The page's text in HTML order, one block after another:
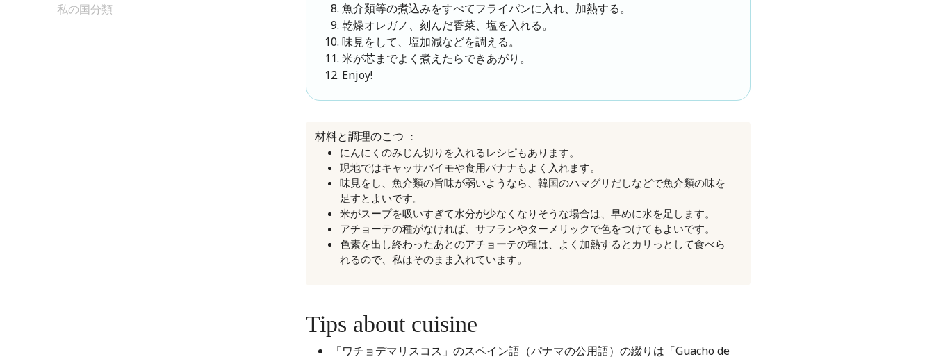
魚介類等の煮込みをすべてフライパンに入れ、加熱する。
乾燥オレガノ、刻んだ香菜、塩を入れる。
味見をして、塩加減などを調える。
米が芯までよく煮えたらできあがり。
Enjoy!
材料と調理のこつ
：
にんにくのみじん切りを入れるレシピもあります。
現地ではキャッサバイモや食用バナナもよく入れます。
味見をし、魚介類の旨味が弱いようなら、韓国のハマグリだしなどで魚介類の味を
足すとよいです。
米がスープを吸いすぎて水分が少なくなりそうな場合は、早めに水を足します。
アチョーテの種がなければ、サフランやターメリックで色をつけてもよいです。
色素を出し終わったあとのアチョーテの種は、よく加熱するとカリっとして食べら
れるので、私はそのまま入れています。
Tips about cuisine
「ワチョデマリスコス」のスペイン語（パナマの公用語）の綴りは「Guacho de
私の国分類